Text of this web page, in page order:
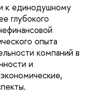
к единодушному
глубокого
опыта
компаний в
и